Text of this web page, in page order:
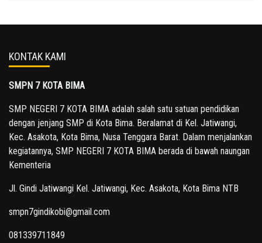
KONTAK KAMI
SMPN 7 KOTA BIMA
SMP NEGERI 7 KOTA BIMA adalah salah satu satuan pendidikan
dengan jenjang SMP di Kota Bima. Beralamat di Kel. Jatiwangi,
Kec. Asakota, Kota Bima, Nusa Tenggara Barat. Dalam menjalankan
kegiatannya, SMP NEGERI 7 KOTA BIMA berada di bawah naungan
Kementeria
Jl. Gindi Jatiwangi Kel. Jatiwangi, Kec. Asakota, Kota Bima NTB
smpn7gindikobi@gmail.com
081339711849